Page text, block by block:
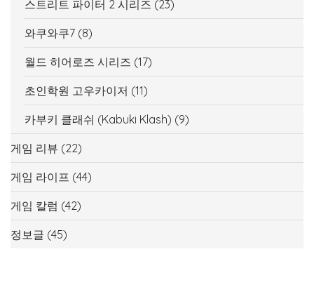
스트리트 파이터 2 시리즈 (23)
와쿠와쿠7 (8)
월드 히어로즈 시리즈 (17)
초인학원 고우카이저 (11)
카부키 클래쉬 (Kabuki Klash) (9)
게임 리뷰 (22)
게임 라이프 (44)
게임 칼럼 (42)
정보글 (45)